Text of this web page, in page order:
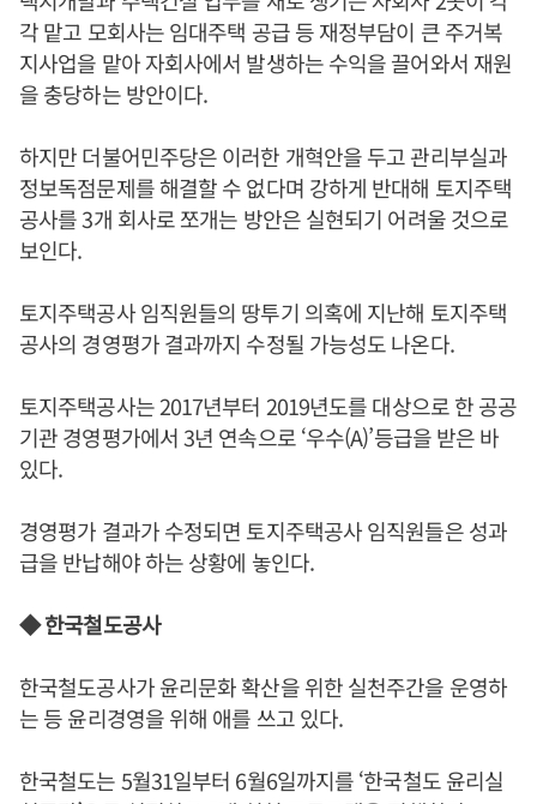
각 맡고 모회사는 임대주택 공급 등 재정부담이 큰 주거복
지사업을 맡아 자회사에서 발생하는 수익을 끌어와서 재원
을 충당하는 방안이다.
하지만 더불어민주당은 이러한 개혁안을 두고 관리부실과
정보독점문제를 해결할 수 없다며 강하게 반대해 토지주택
공사를 3개 회사로 쪼개는 방안은 실현되기 어려울 것으로
보인다.
토지주택공사 임직원들의 땅투기 의혹에 지난해 토지주택
공사의 경영평가 결과까지 수정될 가능성도 나온다.
토지주택공사는 2017년부터 2019년도를 대상으로 한 공공
기관 경영평가에서 3년 연속으로 ‘우수(A)’등급을 받은 바
있다.
경영평가 결과가 수정되면 토지주택공사 임직원들은 성과
급을 반납해야 하는 상황에 놓인다.
◆ 한국철도공사
한국철도공사가 윤리문화 확산을 위한 실천주간을 운영하
는 등 윤리경영을 위해 애를 쓰고 있다.
한국철도는 5월31일부터 6월6일까지를 ‘한국철도 윤리실